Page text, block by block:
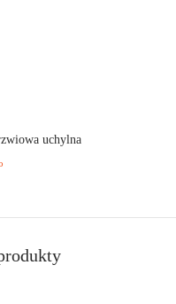
uchylna